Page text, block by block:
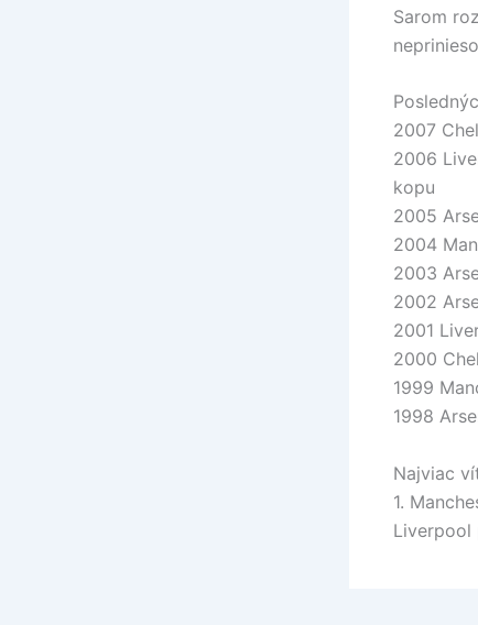
Sarom
2007
2006
kopu
2005
2004
2003
2002
2001
2000
1999
1998
Najviac
1.
Liverpool